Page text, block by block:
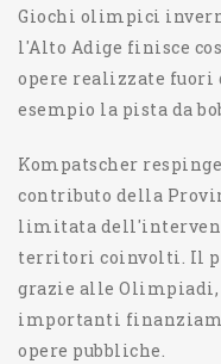
Giochi olimpici
l'Alto Adige finisce
opere realizzate
esempio la pista da
Kompatscher
contributo della
limitata
territori coinvolti. Il
grazie alle Olimpiadi,
importanti
opere pubbliche.